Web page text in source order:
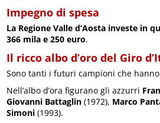
Impegno di spesa
La Regione Valle d’Aosta investe in
366 mila e 250 euro.
Il ricco albo d’oro del Giro
Sono tanti i futuri campioni che
Nell’albo d’ora figurano gli azzurri
Giovanni Battaglin (1972), Marco
Simoni (1993).